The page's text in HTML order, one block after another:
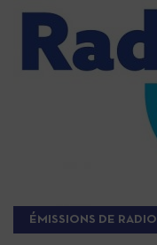
ÉMISSIONS DE RADIO